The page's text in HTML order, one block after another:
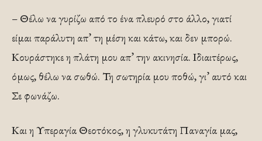
– Θέλω να γυρίζω από το ένα πλευρό στο άλλο, γιατί
είμαι παράλυτη απ’ τη μέση και κάτω, και δεν μπορώ.
Κουράστηκε η πλάτη μου απ’ την ακινησία. Ιδιαιτέρως,
όμως, θέλω να σωθώ. Τη σωτηρία μου ποθώ, γι’ αυτό και
Σε φωνάζω.
Και η Υπεραγία Θεοτόκος, η γλυκυτάτη Παναγία μας,